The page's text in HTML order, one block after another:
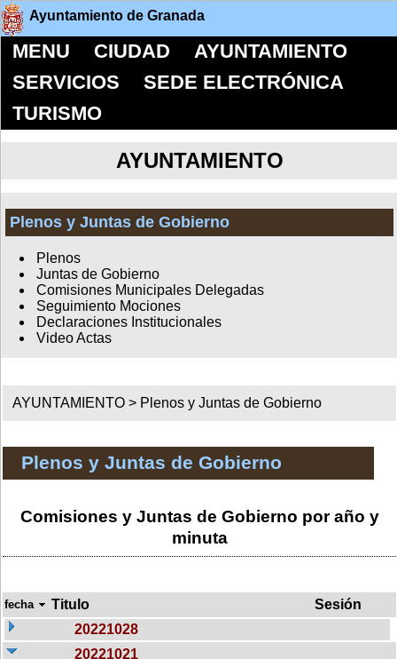
Ayuntamiento de Granada
MENU CIUDAD
AYUNTAMIENTO
SERVICIOS
SEDE ELECTRÓNICA
TURISMO
AYUNTAMIENTO
Plenos y Juntas de Gobierno
Plenos
Juntas de Gobierno
Comisiones Municipales Delegadas
Seguimiento Mociones
Declaraciones Institucionales
Video Actas
AYUNTAMIENTO > Plenos y Juntas de Gobierno
Plenos y Juntas de Gobierno
Comisiones y Juntas de Gobierno por año y
minuta
fecha Titulo
Sesión
20221028
20221021